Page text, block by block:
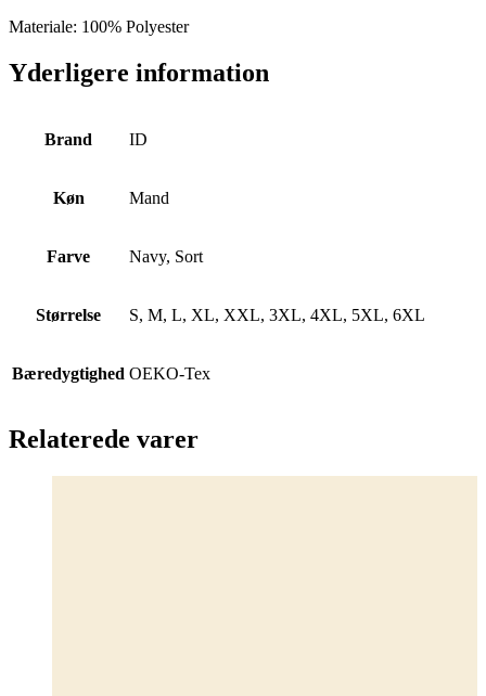
Materiale: 100% Polyester
Yderligere information
Brand ID
Køn Mand
Farve Navy, Sort
Størrelse S, M, L, XL, XXL, 3XL, 4XL, 5XL, 6XL
Bæredygtighed OEKO-Tex
Relaterede varer